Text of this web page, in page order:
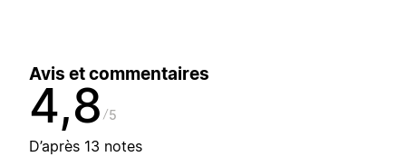
Avis et commentaires
4,8 5
D’après 13 notes